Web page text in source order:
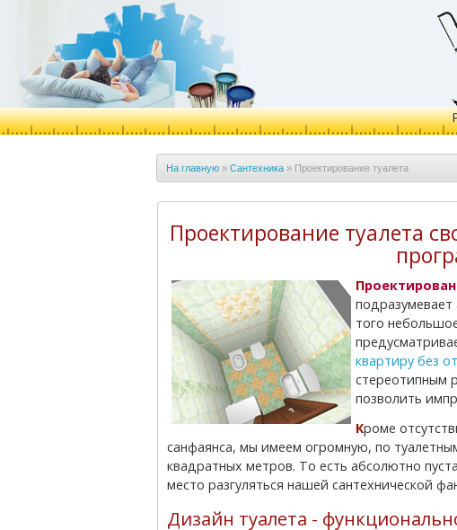
На главную» Cантехника» Проектирование туалета
Проектирование туалета
того
квартиру без
стереотипным
позволить
Кроме отсутствия подсказок в виде труб и «друга» из
санфаянса, мы имеем огромную, по
квадратных метров. То есть абсолютно
место разгуляться нашей сантехнической
Дизайн туалета -